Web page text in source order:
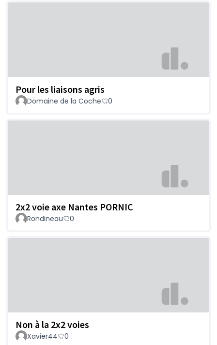
Pour les liaisons agris
Domaine de la Coche 0
2x2 voie axe Nantes PORNIC
Rondineau 0
Non à la 2x2 voies
Xavier44 0